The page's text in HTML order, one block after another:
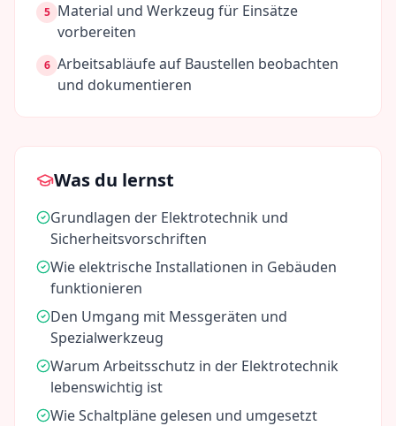
5 Material und Werkzeug für Einsätze
vorbereiten
6 Arbeitsabläufe auf Baustellen beobachten
und dokumentieren
Was du lernst
Grundlagen der Elektrotechnik und
Sicherheitsvorschriften
Wie elektrische Installationen in Gebäuden
funktionieren
Den Umgang mit Messgeräten und
Spezialwerkzeug
Warum Arbeitsschutz in der Elektrotechnik
lebenswichtig ist
Wie Schaltpläne gelesen und umgesetzt